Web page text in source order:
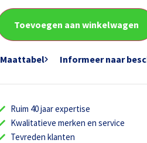
Toevoegen aan winkelwagen
Maattabel Informeer naar
Ruim 40 jaar expertise
Kwalitatieve merken en service
Tevreden klanten